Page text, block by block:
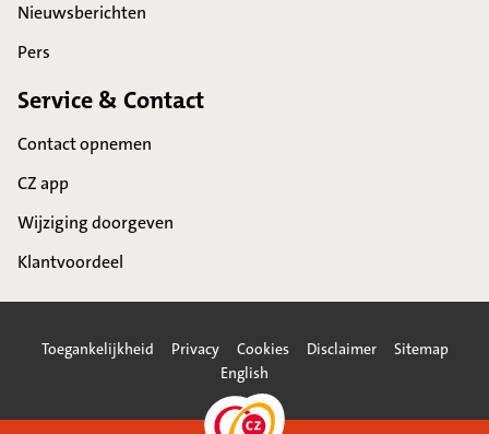
Nieuwsberichten
Pers
Service & Contact
Contact opnemen
CZ app
Wijziging doorgeven
Klantvoordeel
Toegankelijkheid Privacy Cookies Disclaimer
Sitemap
English